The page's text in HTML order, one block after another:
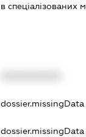
в спеціалізованих
dossier.missingData
dossier.missingData